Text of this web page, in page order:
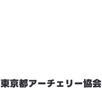
東京都アーチェリー協会